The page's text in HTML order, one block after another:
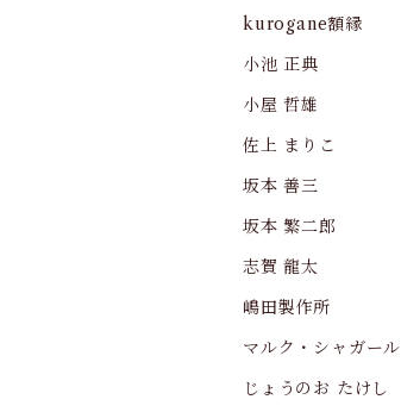
kurogane額縁
小池 正典
小屋 哲雄
佐上 まりこ
坂本 善三
坂本 繁二郎
志賀 龍太
嶋田製作所
マルク・シャガール
じょうのお たけし